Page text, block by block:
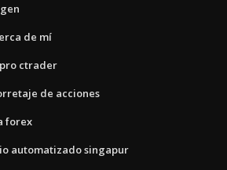
de mí
ctrader
de acciones
forex
automatizado singapur